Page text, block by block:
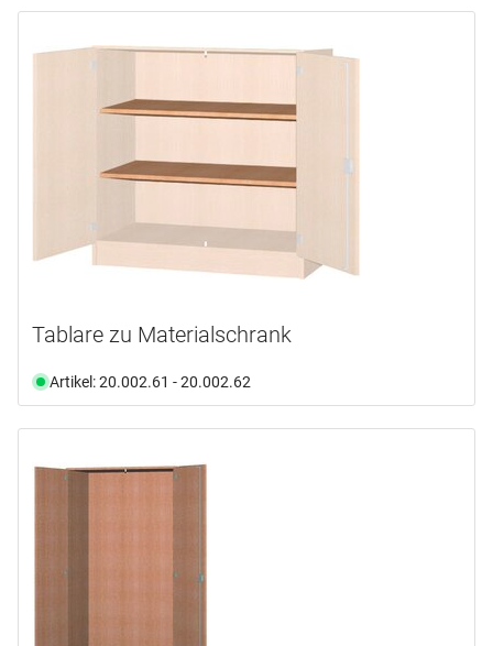
Tablare zu Materialschrank
Artikel: 20.002.61 - 20.002.62